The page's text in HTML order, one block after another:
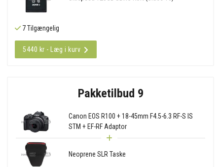
7 Tilgængelig
5440 kr - Læg i kurv
Pakketilbud 9
Canon EOS R100 + 18-45mm F4.5-6.3 RF-S IS
STM + EF-RF Adaptor
Neoprene SLR Taske